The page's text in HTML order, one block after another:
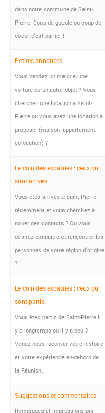
dans notre commune de Saint-
Pierre. Coup de gueule ou coup de
coeur, c'est par ici !
Petites annonces
Vous vendez un meuble, une
voiture ou un autre objet ? Vous
cherchez une location à Saint-
Pierre ou vous avez une location à
proposer (maison, appartement,
colocation) ?
Le coin des expatriés : ceux qui
sont arrivés
Vous êtes arrivés à Saint-Pierre
récemment et vous cherchez à
nouer des contacts ? Ou vous
désirez connaitre et rencontrer les
personnes de votre région d'origine
?
Le coin des expatriés : ceux qui
sont partis
Vous êtes partis de Saint-Pierre il
y a longtemps ou il y a peu ?
Venez nous raconter votre histoire
et votre expérience en-dehors de
la Réunion.
Suggestions et commentaires
Remarques et impressions par